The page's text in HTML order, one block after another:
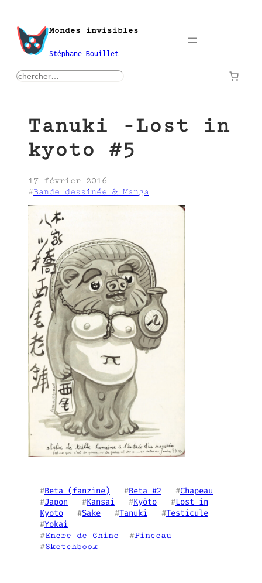
contenu
Mondes invisibles
Stéphane Bouillet
rechercher
Tanuki -Lost in
kyoto #5
17 février 2016
#Bande dessinée & Manga
#Beta (fanzine)
   #
Beta #2
   #
Chapeau
#Japon
   #
Kansai
   #
Kyōto
   #
Lost in
Kyoto
   #
Sake
   #
Tanuki
   #
Testicule
#Yokai
#Encre de Chine
  #
Pinceau
#Sketchbook